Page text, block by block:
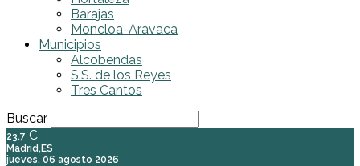
Barajas
Moncloa-Aravaca
Municipios
Alcobendas
S.S. de los Reyes
Tres Cantos
Buscar
23.7 C
Madrid,ES
jueves, 06 agosto 2026